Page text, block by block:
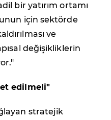
bir yatırım ortamı
için sektörde
ve
değişikliklerin
edilmeli"
stratejik